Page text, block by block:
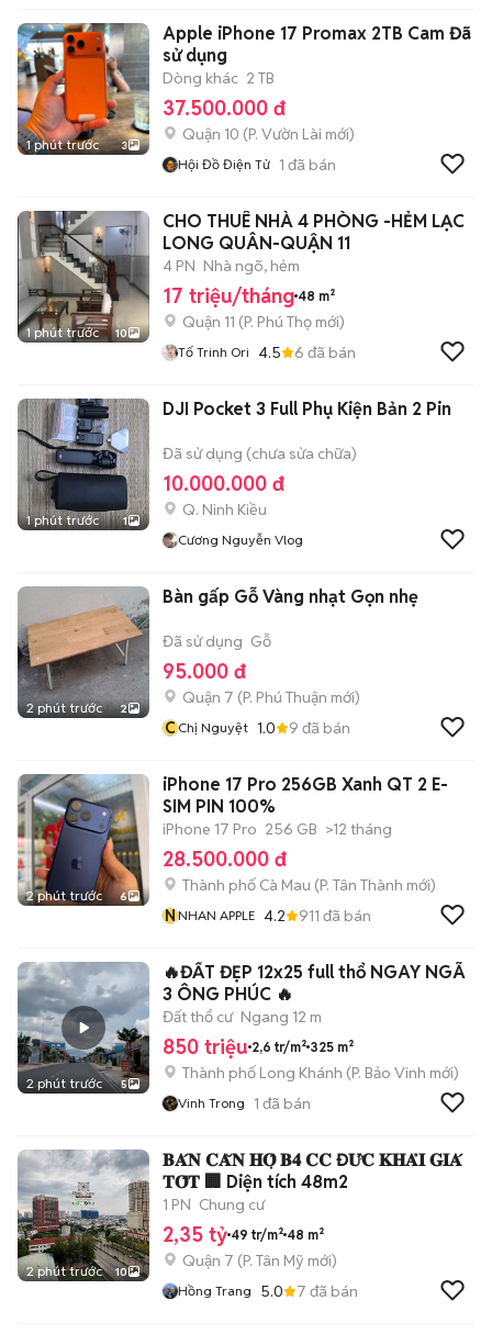
1 phút trước 3
Apple iPhone 17 Promax 2TB Cam Đã
sử dụng
Dòng khác 2 TB
37.500.000 đ
Quận 10 (P. Vườn Lài mới)
Hội Đồ Điện Tử 1 đã bán
1 phút trước 10
CHO THUÊ NHÀ 4 PHÒNG -HẺM LẠC
LONG QUÂN-QUẬN 11
4 PN Nhà ngõ, hẻm
17 triệu/tháng 48 m²
Quận 11 (P. Phú Thọ mới)
Tố Trinh Ori 4.5 6 đã bán
1 phút trước 1
DJI Pocket 3 Full Phụ Kiện Bản 2 Pin
Đã sử dụng (chưa sửa chữa)
10.000.000 đ
Q. Ninh Kiều
Cương Nguyễn Vlog
2 phút trước 2
Bàn gấp Gỗ Vàng nhạt Gọn nhẹ
Đã sử dụng Gỗ
95.000 đ
Quận 7 (P. Phú Thuận mới)
CChị Nguyệt 1.0 9 đã bán
2 phút trước 6
iPhone 17 Pro 256GB Xanh QT 2 E-
SIM PIN 100%
iPhone 17 Pro 256 GB >12 tháng
28.500.000 đ
Thành phố Cà Mau (P. Tân Thành mới)
NNHAN APPLE 4.2 911 đã bán
2 phút trước 5
🔥ĐẤT ĐẸP 12x25 full thổ NGAY NGÃ
3 ÔNG PHÚC 🔥
Đất thổ cư Ngang 12 m
850 triệu 2,6 tr/m² 325 m²
Thành phố Long Khánh (P. Bảo Vinh mới)
Vinh Trong 1 đã bán
2 phút trước 10
𝐁𝐀́𝐍 𝐂𝐀̆𝐍 𝐇𝐎̣̂ 𝐁𝟒 𝐂𝐂 Đ𝐔̛́𝐂 𝐊𝐇𝐀̉𝐈 𝐆𝐈𝐀́
𝐓𝐎̂́𝐓 🏢 Diện tích 48m2
1 PN Chung cư
2,35 tỷ 49 tr/m² 48 m²
Quận 7 (P. Tân Mỹ mới)
Hồng Trang 5.0 7 đã bán